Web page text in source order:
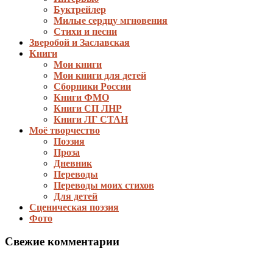
Буктрейлер
Милые сердцу мгновения
Стихи и песни
Зверобой и Заславская
Книги
Мои книги
Мои книги для детей
Сборники России
Книги ФМО
Книги СП ЛНР
Книги ЛГ СТАН
Моё творчество
Поэзия
Проза
Дневник
Переводы
Переводы моих стихов
Для детей
Сценическая поэзия
Фото
Свежие комментарии